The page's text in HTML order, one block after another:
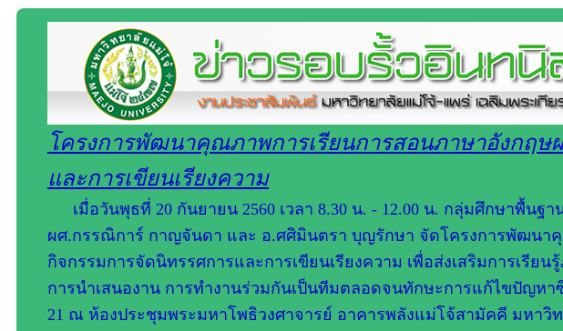
โครงการพัฒนาคุณภาพการเรียนการสอนภาษาอังกฤษ
และการเขียนเรียงความ
เมื่อวันพุธที่ 20 กันยายน 2560 เวลา 8.30 น. - 12.00 น. กลุ่มศึกษาพื้น
ผศ.กรรณิการ์ กาญจันดา และ อ.ศศิมินตรา บุญรักษา จัดโครงการพัฒนา
กิจกรรมการจัดนิทรรศการและการเขียนเรียงความ เพื่อส่งเสริมการเรีย
การนำเสนองาน การทำงานร่วมกันเป็นทีมตลอดจนทักษะการแก้ไขปัญหา
21 ณ ห้องประชุมพระมหาโพธิวงศาจารย์ อาคารพลังแม่โจ้สามัคคี มหาวิ